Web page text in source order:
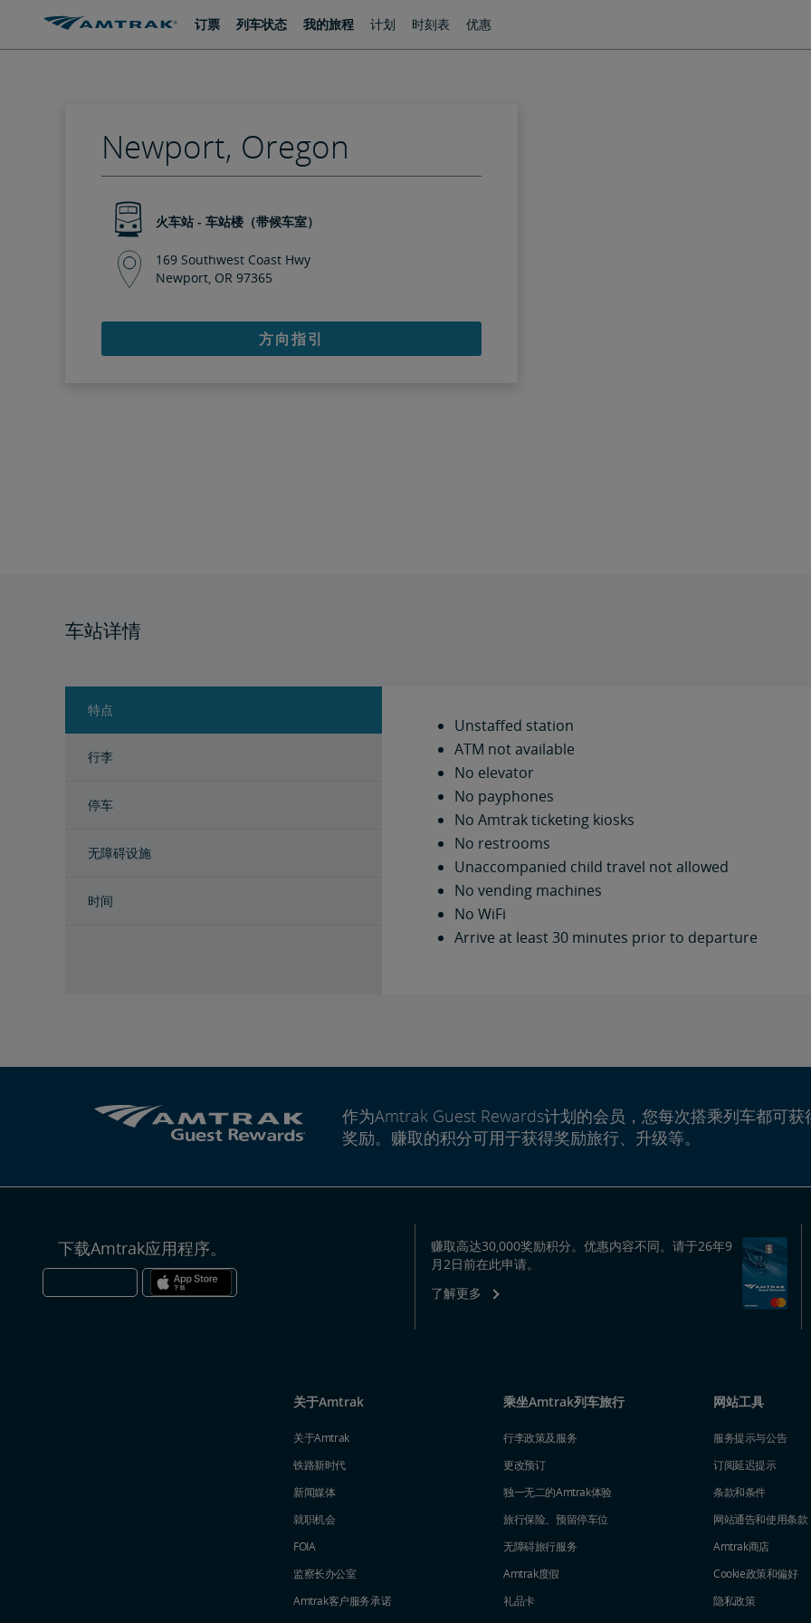
内
导
订票 列车状态 我的旅程 计划 时刻表 优惠
Newport, Oregon
火车站 - 车站楼（带候车室）
169 Southwest Coast Hwy
Newport, OR 97365
方向指引
车站详情
特点
行李
停车
无障碍设施
时间
Unstaffed station
ATM not available
No elevator
No payphones
No Amtrak ticketing kiosks
No restrooms
Unaccompanied child travel not allowed
No vending machines
No WiFi
Arrive at least 30 minutes prior to departure
作为Amtrak Guest Rewards计划的会员，您每次搭乘列车都可获
奖励。赚取的积分可用于获得奖励旅行、升级等。
下载Amtrak应用程序。
赚取高达30,000奖励积分。优惠内容不同。请于26年9
月2日前在此申请。
了解更多
关于Amtrak
关于Amtrak
铁路新时代
新闻媒体
就职机会
FOIA
监察长办公室
Amtrak​​​​​​​客户服务承诺
乘坐Amtrak列车旅行
行李政策及服务
更改预订
独一无二的Amtrak体验
旅行保险、预留停车位
无障碍旅行服务
Amtrak度假
礼品卡
网站工具
服务提示与公告
订阅延迟提示
条款和条件
网站通告和使用条款
Amtrak商店
Cookie政策和偏好
隐私政策